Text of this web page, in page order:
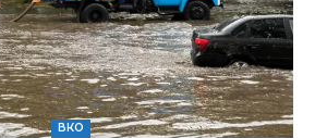
ВКО